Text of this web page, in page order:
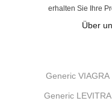
erhalten Sie Ihre
Über
Generic VIAGRA
Generic LEVITRA